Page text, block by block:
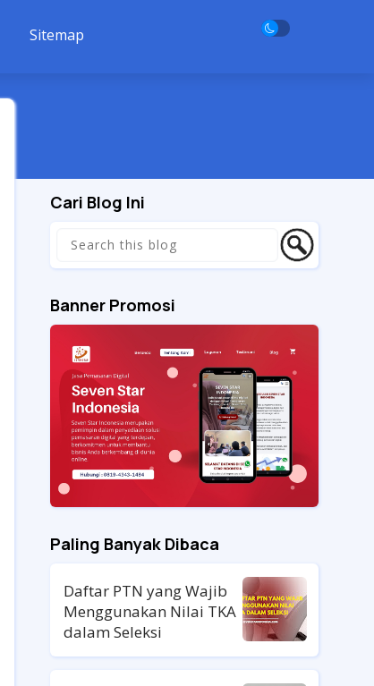
Sitemap
Cari Blog Ini
Banner Promosi
Paling Banyak Dibaca
Daftar PTN yang Wajib
Menggunakan Nilai TKA
dalam Seleksi